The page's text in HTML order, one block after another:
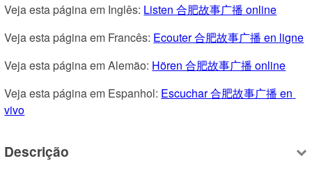
Veja esta página em Inglês: Listen 合肥故事广播 online
Veja esta página em Francês: Ecouter 合肥故事广播 en ligne
Veja esta página em Alemão: Hören 合肥故事广播 online
Veja esta página em Espanhol: Escuchar 合肥故事广播 en
vivo
Descrição